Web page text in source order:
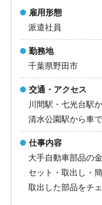
雇用形態
派遣社員
勤務地
千葉県野田市
交通・アクセス
川間駅・七光台駅
清水公園駅から車
仕事内容
大手自動車部品の
セット・取出し・
取出した部品をチ